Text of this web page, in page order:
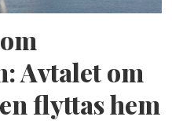
Avtalet om
flyttas hem